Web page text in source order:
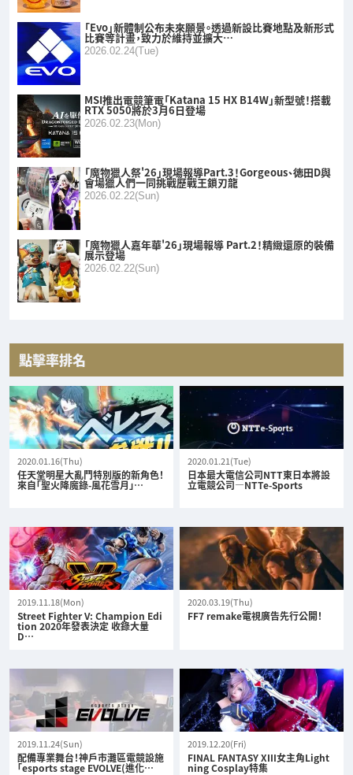
「Evo」新體制公布未來願景。透過新設比賽地點及新形式
比賽等計畫，致力於維持並擴大…
2026.02.24(Tue)
MSI推出電競筆電「Katana 15 HX B14W」新型號！搭載
RTX 5050將於3月6日登場
2026.02.23(Mon)
「魔物獵人祭'26」現場報導Part.3！Gorgeous、徳田D與
會場獵人們一同挑戰歷戰王鎖刃龍
2026.02.22(Sun)
「魔物獵人嘉年華'26」現場報導 Part.2！精緻還原的裝備
展示登場
2026.02.22(Sun)
點擊率排名
2020.01.16(Thu)
任天堂明星大亂鬥特別版的新角色！
來自「聖火降魔錄-風花雪月」…
2020.01.21(Tue)
日本最大電信公司NTT東日本將設
立電競公司—NTTe-Sports
2019.11.18(Mon)
Street Fighter V: Champion Edi
tion 2020年發表決定 收錄大量
D…
2020.03.19(Thu)
FF7 remake電視廣告先行公開！
2019.11.24(Sun)
配備專業舞台！神戶市灘區電競設施
「esports stage EVOLVE(進化…
2019.12.20(Fri)
FINAL FANTASY XIII女主角Light
ning Cosplay特集